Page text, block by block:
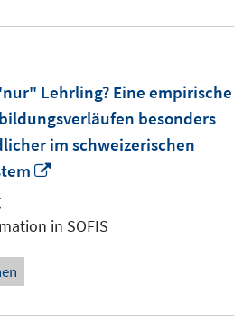
Lehrling? Eine empirische
besonders
im schweizerischen
öffnen
in SOFIS